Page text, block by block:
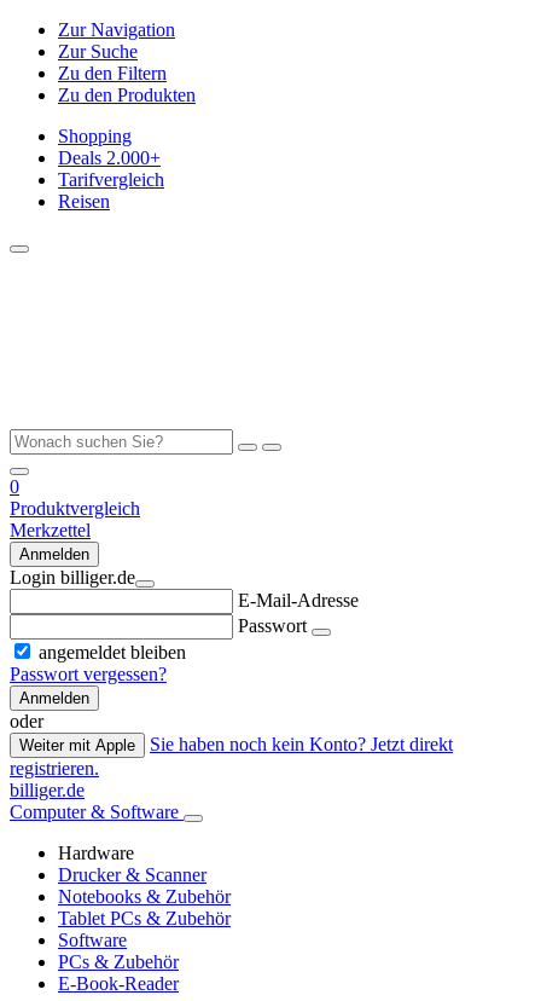
Zur Navigation
Zur Suche
Zu den Filtern
Zu den Produkten
Shopping
Deals 2.000+
Tarifvergleich
Reisen
0
Produktvergleich
Merkzettel
Anmelden
Login billiger.de
E-Mail-Adresse
Passwort
angemeldet bleiben
Passwort vergessen?
Anmelden
oder
Weiter mit Apple
Sie haben noch kein Konto? Jetzt direkt
registrieren.
billiger.de
Computer & Software
Hardware
Drucker & Scanner
Notebooks & Zubehör
Tablet PCs & Zubehör
Software
PCs & Zubehör
E-Book-Reader